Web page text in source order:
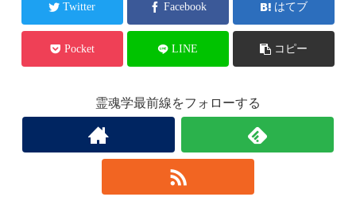
Twitter Facebook はてブ
Pocket LINE コピー
霊魂学最前線をフォローする